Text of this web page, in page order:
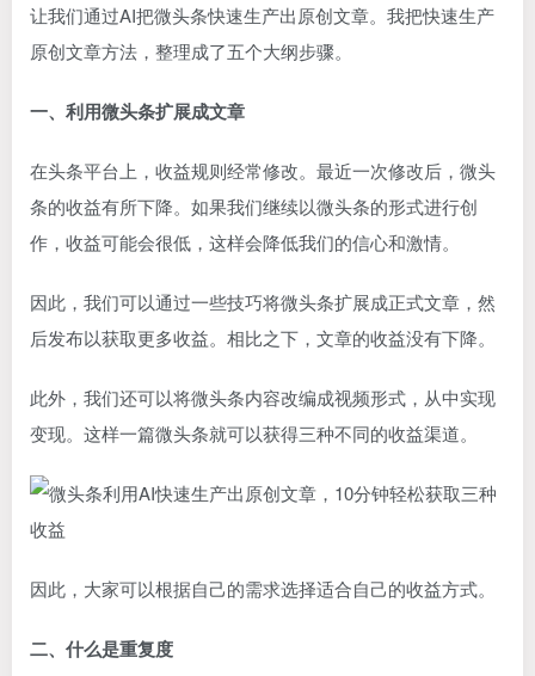
让我们通过AI把微头条快速生产出原创文章。我把快速生产
原创文章方法，整理成了五个大纲步骤。
一、利用微头条扩展成文章
在头条平台上，收益规则经常修改。最近一次修改后，微头
条的收益有所下降。如果我们继续以微头条的形式进行创
作，收益可能会很低，这样会降低我们的信心和激情。
因此，我们可以通过一些技巧将微头条扩展成正式文章，然
后发布以获取更多收益。相比之下，文章的收益没有下降。
此外，我们还可以将微头条内容改编成视频形式，从中实现
变现。这样一篇微头条就可以获得三种不同的收益渠道。
因此，大家可以根据自己的需求选择适合自己的收益方式。
二、什么是重复度